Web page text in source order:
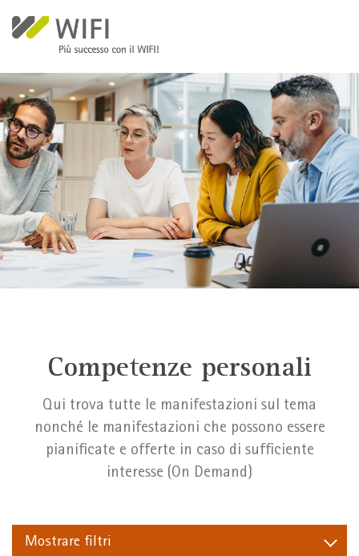
Competenze personali
Qui trova tutte le manifestazioni sul tema
nonché le manifestazioni che possono essere
pianificate e offerte in caso di sufficiente
interesse (On Demand)
Mostrare filtri